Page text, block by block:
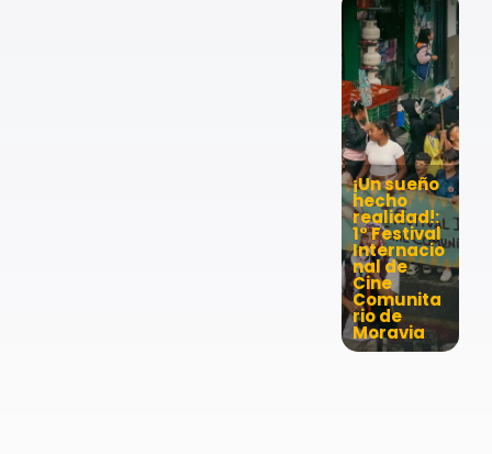
¡Un sueño
hecho
realidad!:
1° Festival
Internacio
nal de
Cine
Comunita
rio de
Moravia